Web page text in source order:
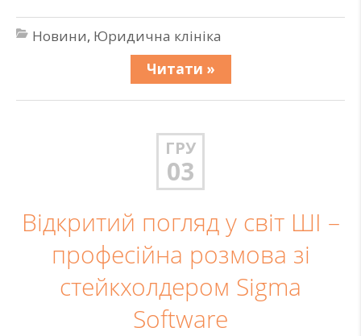
Новини, Юридична клініка
Читати »
ГРУ
03
Відкритий погляд у світ ШІ –
професійна розмова зі
стейкхолдером Sigma
Software